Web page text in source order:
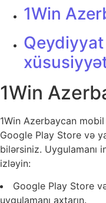
1Win
1Win
1Win Azerbaycan
Google Play Store və
bilərsiniz. Uygulamanı
izləyin:
Google Play Store
uygulamanı axtarın.